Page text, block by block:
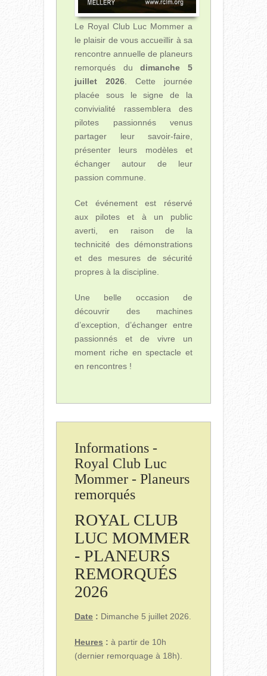
Le Royal Club Luc Mommer a
le plaisir de vous accueillir à sa
rencontre annuelle de planeurs
remorqués dudimanche 5
juillet 2026. Cette journée
placée sous le signe de la
convivialité rassemblera des
pilotes passionnés venus
partager leur savoir-faire,
présenter leurs modèles et
échanger autour de leur
passion commune.
Cet événement est réservé
aux pilotes et à un public
averti, en raison de la
technicité des démonstrations
et des mesures de sécurité
propres à la discipline.
Une belle occasion de
découvrir des machines
d’exception, d’échanger entre
passionnés et de vivre un
moment riche en spectacle et
en rencontres !
Informations -
Royal Club Luc
Mommer - Planeurs
remorqués
ROYAL CLUB
LUC MOMMER
- PLANEURS
REMORQUÉS
2026
Date : Dimanche 5 juillet 2026.
Heures : à partir de 10h
(dernier remorquage à 18h).